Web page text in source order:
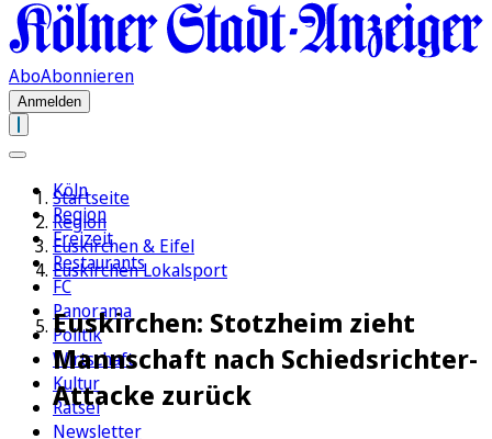
AboAbonnieren
Anmelden
Köln
Region
Freizeit
Restaurants
FC
Panorama
Politik
Wirtschaft
Kultur
Rätsel
Newsletter
Startseite
Region
Euskirchen & Eifel
Euskirchen Lokalsport
Euskirchen: Stotzheim zieht
Mannschaft nach Schiedsrichter-
Attacke zurück